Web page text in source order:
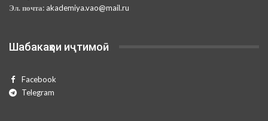
Эл. почта: akademiya.vao@mail.ru
Шабакаҳои иҷтимоӣ
Facebook
Telegram